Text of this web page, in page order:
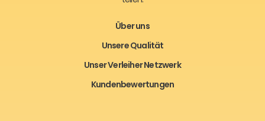
Über uns
Unsere Qualität
Unser Verleiher Netzwerk
Kundenbewertungen